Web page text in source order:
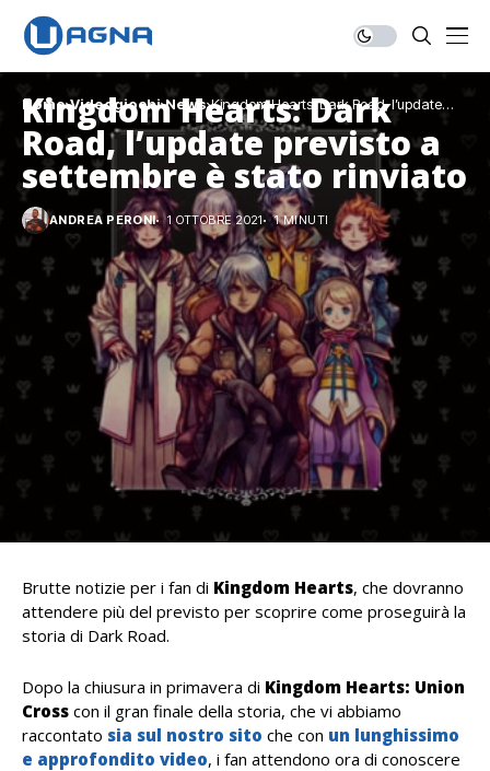
Home Videogiochi News Kingdom Hearts: Dark Road, l’update
previsto a settembre è stato rinviato
Kingdom Hearts: Dark
Road, l’update previsto a
settembre è stato rinviato
ANDREA PERONI 1 OTTOBRE 2021 1 MINUTI
Brutte notizie per i fan di Kingdom Hearts, che dovranno
attendere più del previsto per scoprire come proseguirà la
storia di Dark Road.
Dopo la chiusura in primavera di Kingdom Hearts: Union
Cross con il gran finale della storia, che vi abbiamo
raccontato sia sul nostro sito che con un lunghissimo
e approfondito video, i fan attendono ora di conoscere